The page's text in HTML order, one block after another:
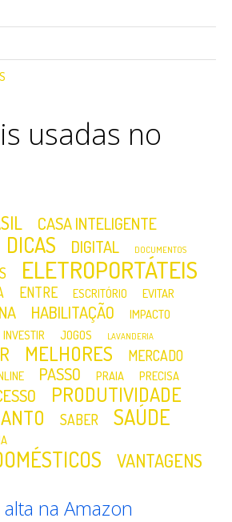
usadas no
CASA INTELIGENTE
DICAS DIGITAL DOCUMENTOS
ELETROPORTÁTEIS
ENTRE ESCRITÓRIO EVITAR
HABILITAÇÃO IMPACTO
INVESTIR JOGOS
LAVANDERIA
MELHORES MERCADO
PASSO PRAIA PRECISA
PRODUTIVIDADE
SABER SAÚDE
VANTAGENS
na Amazon